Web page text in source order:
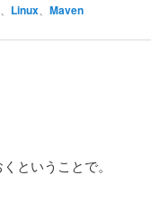
Linux Maven
ということで。